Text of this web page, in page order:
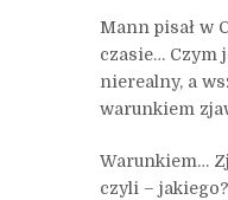
Mann pisał w
czasie… Czym
nierealny, a
warunkiem
Warunkiem…
czyli –